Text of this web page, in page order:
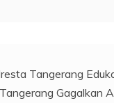
Tangerang
Gagalkan